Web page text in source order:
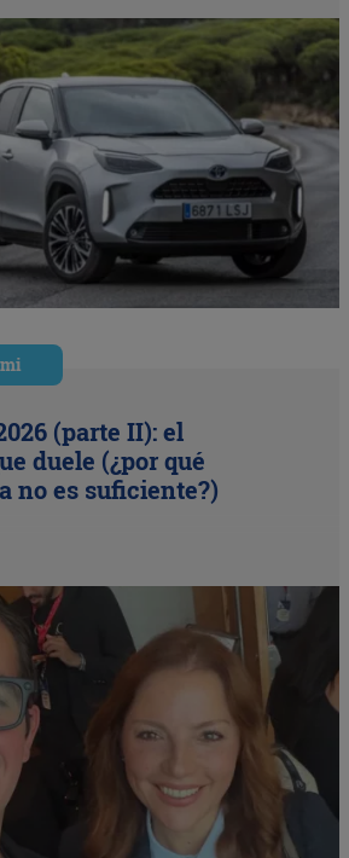
(parte II): el
duele (¿por qué
no es suficiente?)